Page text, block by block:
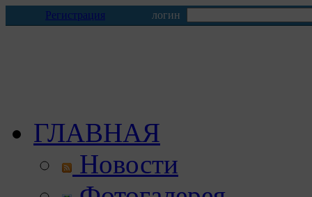
Регистрация логин
ГЛАВНАЯ
Новости